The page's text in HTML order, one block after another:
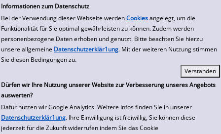
Informationen zum Datenschutz
Bei der Verwendung dieser Webseite werden Cookies angelegt, um die
Funktionalität für Sie optimal gewährleisten zu können. Zudem werden
personenbezogene Daten erhoben und genutzt. Bitte beachten Sie hierzu
unsere allgemeine Datenschutzerklär1ung. Mit der weiteren Nutzung stimmen
Sie diesen Bedingungen zu.
Dürfen wir Ihre Nutzung unserer Website zur Verbesserung unseres Angebots
auswerten?
Dafür nutzen wir Google Analytics. Weitere Infos finden Sie in unserer
Datenschutzerklär1ung. Ihre Einwilligung ist freiwillig, Sie können diese
jederzeit für die Zukunft widerrufen indem Sie das Cookie
zur Navigation springen
zum Inhalt springen
Zur Detailanzeige springen